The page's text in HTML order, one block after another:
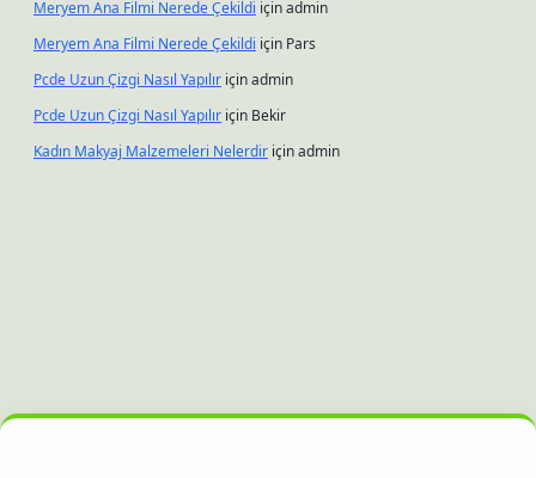
Meryem Ana Filmi Nerede Çekildi içinadmin
Meryem Ana Filmi Nerede Çekildi için Pars
Pcde Uzun Çizgi Nasıl Yapılır içinadmin
Pcde Uzun Çizgi Nasıl Yapılır için Bekir
Kadın Makyaj Malzemeleri Nelerdir içinadmin
hiltonbet güncel giriş